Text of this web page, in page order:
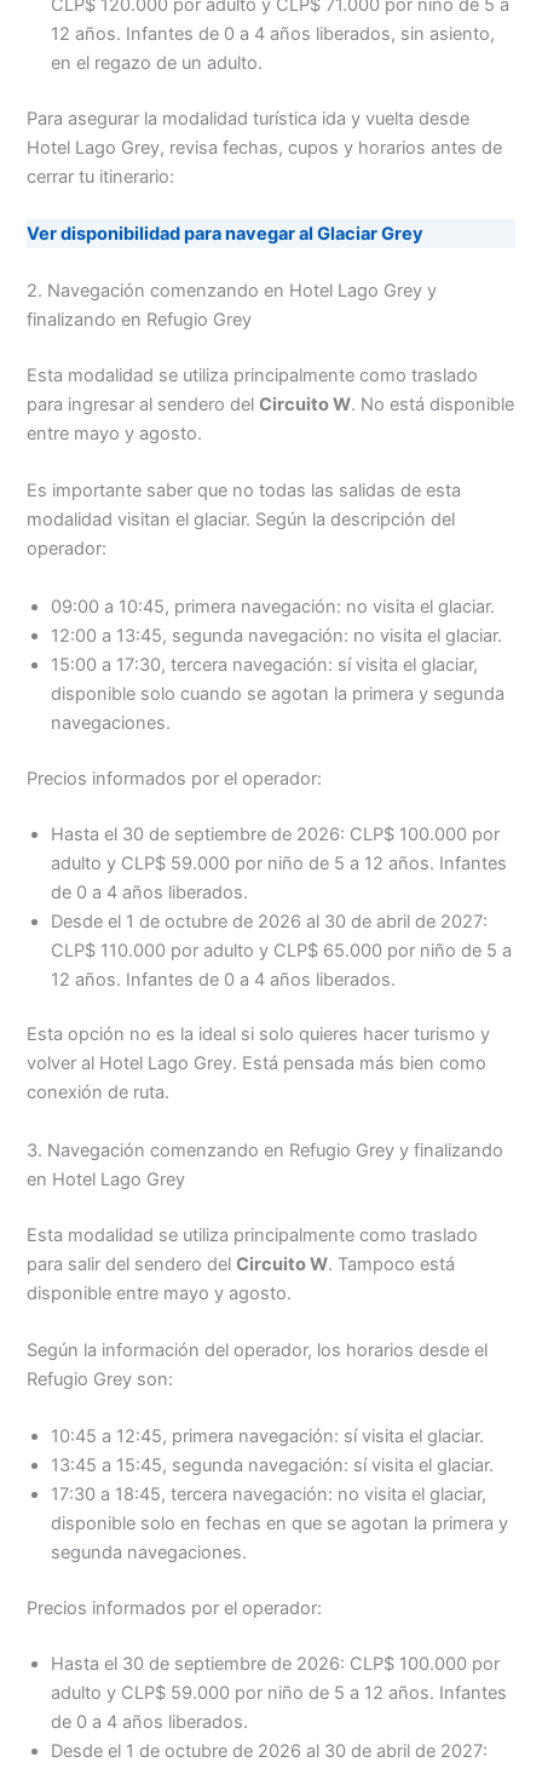
CLP$ 120.000 por adulto y CLP$ 71.000 por niño de 5 a
12 años. Infantes de 0 a 4 años liberados, sin asiento,
en el regazo de un adulto.
Para asegurar la modalidad turística ida y vuelta desde
Hotel Lago Grey, revisa fechas, cupos y horarios antes de
cerrar tu itinerario:
Ver disponibilidad para navegar al Glaciar Grey
2. Navegación comenzando en Hotel Lago Grey y
finalizando en Refugio Grey
Esta modalidad se utiliza principalmente como traslado
para ingresar al sendero delCircuito W. No está disponible
entre mayo y agosto.
Es importante saber que no todas las salidas de esta
modalidad visitan el glaciar. Según la descripción del
operador:
09:00 a 10:45, primera navegación: no visita el glaciar.
12:00 a 13:45, segunda navegación: no visita el glaciar.
15:00 a 17:30, tercera navegación: sí visita el glaciar,
disponible solo cuando se agotan la primera y segunda
navegaciones.
Precios informados por el operador:
Hasta el 30 de septiembre de 2026: CLP$ 100.000 por
adulto y CLP$ 59.000 por niño de 5 a 12 años. Infantes
de 0 a 4 años liberados.
Desde el 1 de octubre de 2026 al 30 de abril de 2027:
CLP$ 110.000 por adulto y CLP$ 65.000 por niño de 5 a
12 años. Infantes de 0 a 4 años liberados.
Esta opción no es la ideal si solo quieres hacer turismo y
volver al Hotel Lago Grey. Está pensada más bien como
conexión de ruta.
3. Navegación comenzando en Refugio Grey y finalizando
en Hotel Lago Grey
Esta modalidad se utiliza principalmente como traslado
para salir del sendero delCircuito W. Tampoco está
disponible entre mayo y agosto.
Según la información del operador, los horarios desde el
Refugio Grey son:
10:45 a 12:45, primera navegación: sí visita el glaciar.
13:45 a 15:45, segunda navegación: sí visita el glaciar.
17:30 a 18:45, tercera navegación: no visita el glaciar,
disponible solo en fechas en que se agotan la primera y
segunda navegaciones.
Precios informados por el operador:
Hasta el 30 de septiembre de 2026: CLP$ 100.000 por
adulto y CLP$ 59.000 por niño de 5 a 12 años. Infantes
de 0 a 4 años liberados.
Desde el 1 de octubre de 2026 al 30 de abril de 2027: